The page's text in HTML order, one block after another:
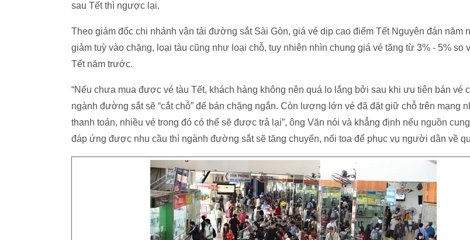
sau Tết thì ngược lại.
Theo giám đốc chi nhánh vận tải đường sắt Sài Gòn, giá vé dịp cao điểm Tết Nguyên đán năm
giảm tuỳ vào chặng, loại tàu cũng như loại chỗ, tuy nhiên nhìn chung giá vé tăng từ 3% - 5% so
Tết năm trước.
“Nếu chưa mua được vé tàu Tết, khách hàng không nên quá lo lắng bởi sau khi ưu tiên bán vé
ngành đường sắt sẽ “cắt chỗ” để bán chặng ngắn. Còn lượng lớn vé đã đặt giữ chỗ trên mạng
thanh toán, nhiều vé trong đó có thể sẽ được trả lại”, ông Văn nói và khẳng định nếu nguồn
đáp ứng được nhu cầu thì ngành đường sắt sẽ tăng chuyến, nối toa để phục vụ người dân về